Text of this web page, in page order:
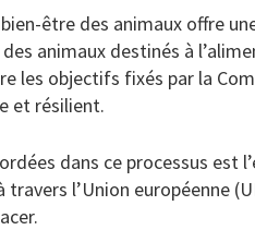
être des animaux offre
animaux destinés à
les objectifs fixés par la
et résilient.
dans ce processus est
l’Union européenne